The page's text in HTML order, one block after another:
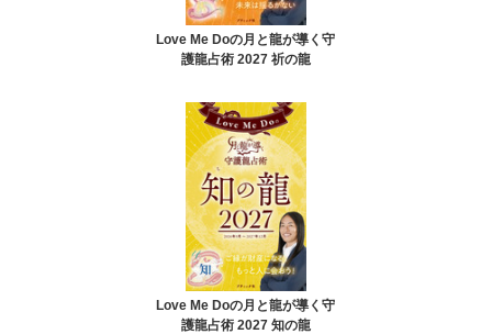
Love Me Doの月と龍が導く守
護龍占術 2027 祈の龍
Love Me Doの月と龍が導く守
護龍占術 2027 知の龍